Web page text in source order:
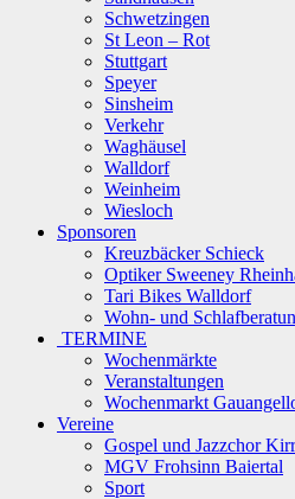
Schwetzingen
St Leon – Rot
Stuttgart
Speyer
Sinsheim
Verkehr
Waghäusel
Walldorf
Weinheim
Wiesloch
Sponsoren
Kreuzbäcker Schieck
Optiker Sweeney
Tari Bikes Walldorf
Wohn- und
TERMINE
Wochenmärkte
Veranstaltungen
Wochenmarkt
Vereine
Gospel und Jazzchor
MGV Frohsinn Baiertal
Sport